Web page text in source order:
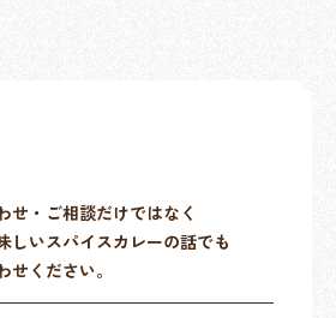
せ・ご相談だけではなく
しいスパイスカレーの話でも
せください。